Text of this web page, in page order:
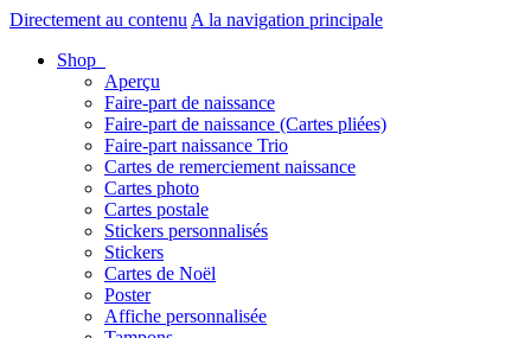
Directement au contenu A la navigation principale
Shop
Aperçu
Faire-part de naissance
Faire-part de naissance (Cartes pliées)
Faire-part naissance Trio
Cartes de remerciement naissance
Cartes photo
Cartes postale
Stickers personnalisés
Stickers
Cartes de Noël
Poster
Affiche personnalisée